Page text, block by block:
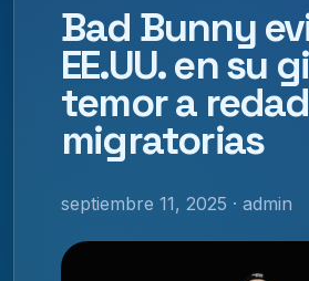
Bad Bunny
EE.UU. en su
temor a
migratorias
septiembre 11, 2025 · admin